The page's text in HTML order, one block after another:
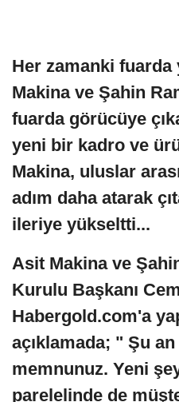
Her zamanki
Makina ve Şahin
fuarda görücüye
yeni bir kadro ve
Makina, uluslar
adım daha atarak
ileriye yükseltti...
Asit Makina ve
Kurulu Başkanı
Habergold.com'a
açıklamada; " Şu
memnunuz. Yeni
parelelinde de